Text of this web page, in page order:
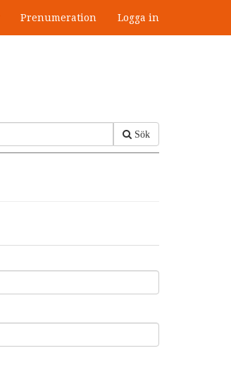
Prenumeration Logga in
Sök